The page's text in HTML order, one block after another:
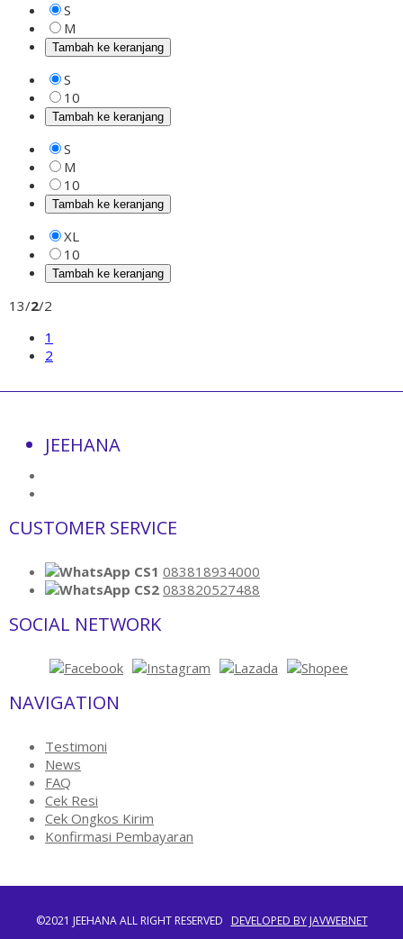
S
M
Tambah ke keranjang
S
10
Tambah ke keranjang
S
M
10
Tambah ke keranjang
XL
10
Tambah ke keranjang
13/2/2
1
2
JEEHANA
CUSTOMER SERVICE
CS1 083818934000
CS2 083820527488
SOCIAL NETWORK
NAVIGATION
Testimoni
News
FAQ
Cek Resi
Cek Ongkos Kirim
Konfirmasi Pembayaran
©2021 JEEHANA ALL RIGHT RESERVED DEVELOPED BY JAVWEBNET